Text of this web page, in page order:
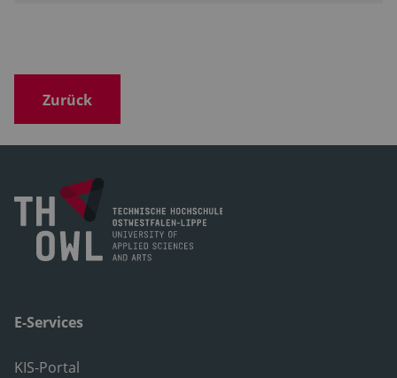
Zurück
E-Services
KIS-Portal